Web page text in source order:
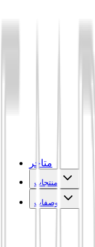
متاجر
منتجات
وصفات